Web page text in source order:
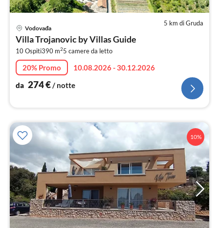
5 km di Gruda
Vodovađa
Villa Trojanovic by Villas Guide
10 Ospiti390 m25 camere da letto
20% Promo
10.08.2026 - 30.12.2026
da 274€/ notte
10%